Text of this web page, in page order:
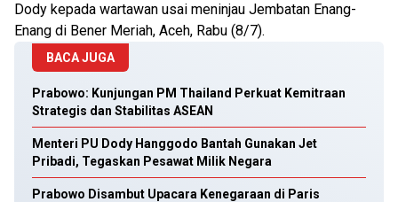
Dody kepada wartawan usai meninjau Jembatan Enang-
Enang di Bener Meriah, Aceh, Rabu (8/7).
BACA JUGA
Prabowo: Kunjungan PM Thailand Perkuat Kemitraan
Strategis dan Stabilitas ASEAN
Menteri PU Dody Hanggodo Bantah Gunakan Jet
Pribadi, Tegaskan Pesawat Milik Negara
Prabowo Disambut Upacara Kenegaraan di Paris